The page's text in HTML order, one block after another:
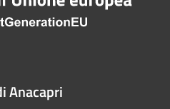
Anacapri